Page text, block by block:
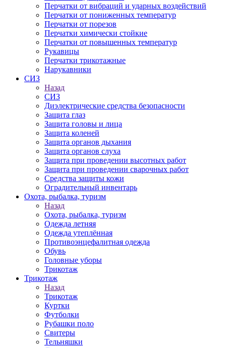
Перчатки от вибраций и ударных воздействий
Перчатки от пониженных температур
Перчатки от порезов
Перчатки химически стойкие
Перчатки от повышенных температур
Рукавицы
Перчатки трикотажные
Нарукавники
СИЗ
Назад
СИЗ
Диэлектрические средства безопасности
Защита глаз
Защита головы и лица
Защита коленей
Защита органов дыхания
Защита органов слуха
Защита при проведении высотных работ
Защита при проведении сварочных работ
Средства защиты кожи
Оградительный инвентарь
Охота, рыбалка, туризм
Назад
Охота, рыбалка, туризм
Одежда летняя
Одежда утеплённая
Противоэнцефалитная одежда
Обувь
Головные уборы
Трикотаж
Трикотаж
Назад
Трикотаж
Куртки
Футболки
Рубашки поло
Свитеры
Тельняшки